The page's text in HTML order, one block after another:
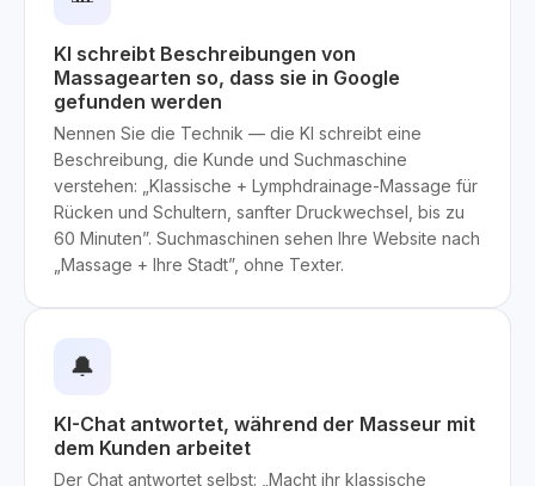
KI schreibt Beschreibungen von
Massagearten so, dass sie in Google
gefunden werden
Nennen Sie die Technik — die KI schreibt eine
Beschreibung, die Kunde und Suchmaschine
verstehen: „Klassische + Lymphdrainage-Massage für
Rücken und Schultern, sanfter Druckwechsel, bis zu
60 Minuten”. Suchmaschinen sehen Ihre Website nach
„Massage + Ihre Stadt”, ohne Texter.
🔔
KI-Chat antwortet, während der Masseur mit
dem Kunden arbeitet
Der Chat antwortet selbst: „Macht ihr klassische